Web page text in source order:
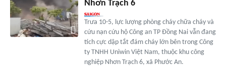
Nhơn Trạch 6
Trưa 10-5, lực lượng phòng cháy chữa cháy và
cứu nạn cứu hộ Công an TP Đồng Nai vẫn đang
tích cực dập tắt đám cháy lớn bên trong Công
ty TNHH Uniwin Việt Nam, thuộc khu công
nghiệp Nhơn Trạch 6, xã Phước An.